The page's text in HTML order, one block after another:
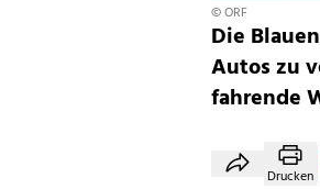
© ORF
Die
Autos zu
fahrende
Drucken